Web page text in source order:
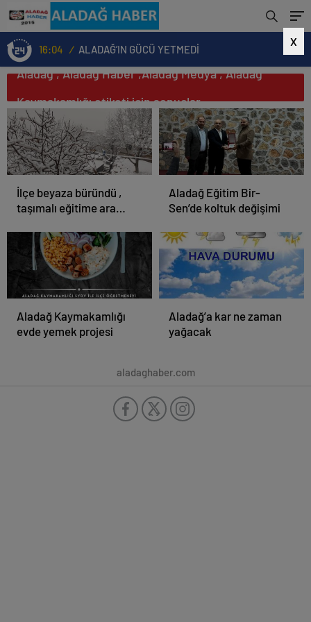
16:04 / ALADAĞ’IN GÜCÜ YETMEDİ
X
Aladağ , Aladağ Haber ,Aladağ Medya , Aladağ
Kaymakamlığı etiketi için sonuçlar
İlçe beyaza büründü ,
taşımalı eğitime ara
Aladağ Eğitim Bir-
Sen’de koltuk değişimi
Aladağ Kaymakamlığı
evde yemek projesi
Aladağ’a kar ne zaman
yağacak
aladaghaber.com